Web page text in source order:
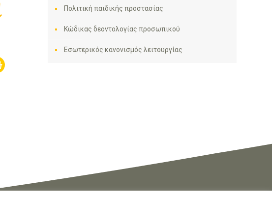
Πολιτική παιδικής προστασίας
Κώδικας δεοντολογίας προσωπικού
Εσωτερικός κανονισμός λειτουργίας